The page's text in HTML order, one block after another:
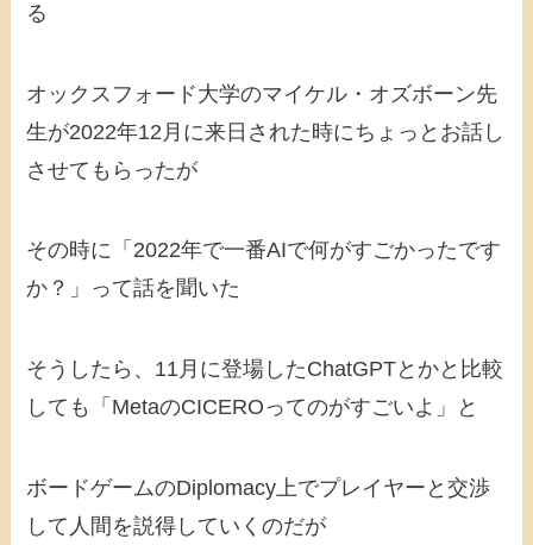
る
オックスフォード大学のマイケル・オズボーン先
生が2022年12月に来日された時にちょっとお話し
させてもらったが
その時に「2022年で一番AIで何がすごかったです
か？」って話を聞いた
そうしたら、11月に登場したChatGPTとかと比較
しても「MetaのCICEROってのがすごいよ」と
ボードゲームのDiplomacy上でプレイヤーと交渉
して人間を説得していくのだが